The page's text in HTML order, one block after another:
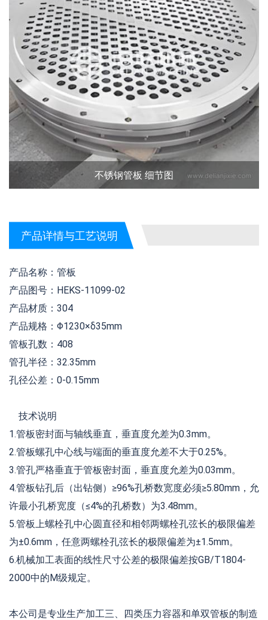
不锈钢管板 细节图
产品详情与工艺说明
产品名称：管板
产品图号：HEKS-11099-02
产品材质：304
产品规格：Φ1230×δ35mm
管板孔数：408
管孔半径：32.35mm
孔径公差：0-0.15mm
技术说明
1.管板密封面与轴线垂直，垂直度允差为0.3mm。
2.管板螺孔中心线与端面的垂直度允差不大于0.25%。
3.管孔严格垂直于管板密封面，垂直度允差为0.03mm。
4.管板钻孔后（出钻侧）≥96%孔桥数宽度必须≥5.80mm，允
许最小孔桥宽度（≤4%的孔桥数）为3.48mm。
5.管板上螺栓孔中心圆直径和相邻两螺栓孔弦长的极限偏差
为±0.6mm，任意两螺栓孔弦长的极限偏差为±1.5mm。
6.机械加工表面的线性尺寸公差的极限偏差按GB/T1804-
2000中的M级规定。
本公司是专业生产加工三、四类压力容器和单双管板的制造